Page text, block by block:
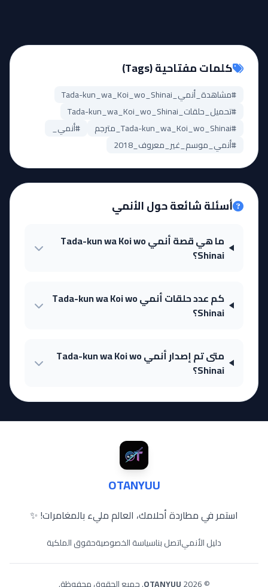
كلمات مفتاحية (Tags)
#مشاهدة_أنمي_Tada-kun_wa_Koi_wo_Shinai
#تحميل_حلقات_Tada-kun_wa_Koi_wo_Shinai
#Tada-kun_wa_Koi_wo_Shinai_مترجم
#أنمي_
#أنمي_موسم_غير_معروف_2018
أسئلة شائعة حول الأنمي
ما هي قصة أنمي Tada-kun wa Koi wo
Shinai؟
كم عدد حلقات أنمي Tada-kun wa Koi wo
Shinai؟
متى تم إصدار أنمي Tada-kun wa Koi wo
Shinai؟
OTANYUU
استمر في مطاردة أحلامك، العالم مليء بالمغامرات! ✨
دليل الأنمياتصل بناسياسة الخصوصيةحقوق الملكية